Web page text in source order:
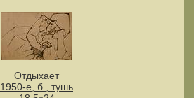
Отдыхает
1950-е, б., тушь